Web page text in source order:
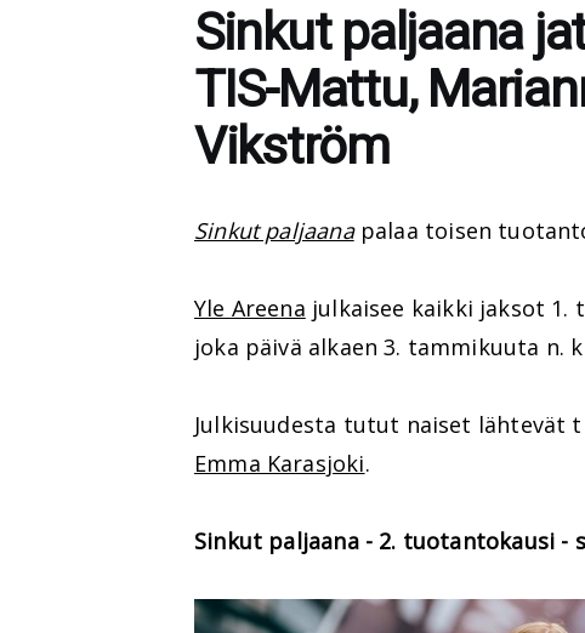
Sinkut paljaana
TIS-Mattu,
Vikström
Sinkut paljaanapalaa toisen
Yle Areena julkaisee kaikki jaksot 1.
joka päivä alkaen 3. tammikuuta n.
Julkisuudesta tutut naiset lähtevät
Emma Karasjoki.
Sinkut paljaana - 2. tuotantokausi -